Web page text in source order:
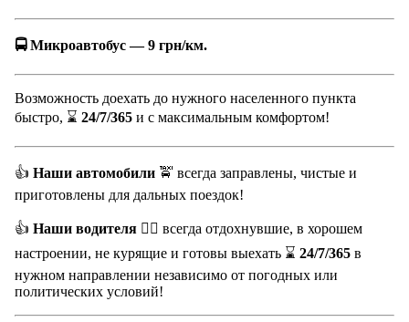
🚍 Микроавтобус — 9 грн/км.
Возможность доехать до нужного населенного пункта
быстро, ⌛️ 24/7/365 и с максимальным комфортом!
👍 Наши автомобили 🚖 всегда заправлены, чистые и
приготовлены для дальных поездок!
👍 Наши водителя 👨‍✈️ всегда отдохнувшие, в хорошем
настроении, не курящие и готовы выехать ⌛️ 24/7/365 в
нужном направлении независимо от погодных или
политических условий!